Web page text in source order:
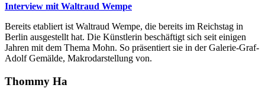
Interview mit Waltraud Wempe
Bereits etabliert ist Waltraud Wempe, die bereits im Reichstag in
Berlin ausgestellt hat. Die Künstlerin beschäftigt sich seit einigen
Jahren mit dem Thema Mohn. So präsentiert sie in der Galerie-Graf-
Adolf Gemälde, Makrodarstellung von.
Thommy Ha